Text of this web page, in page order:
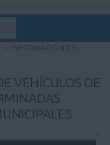
> INFORMACIÓN DEL
VEHÍCULOS DE